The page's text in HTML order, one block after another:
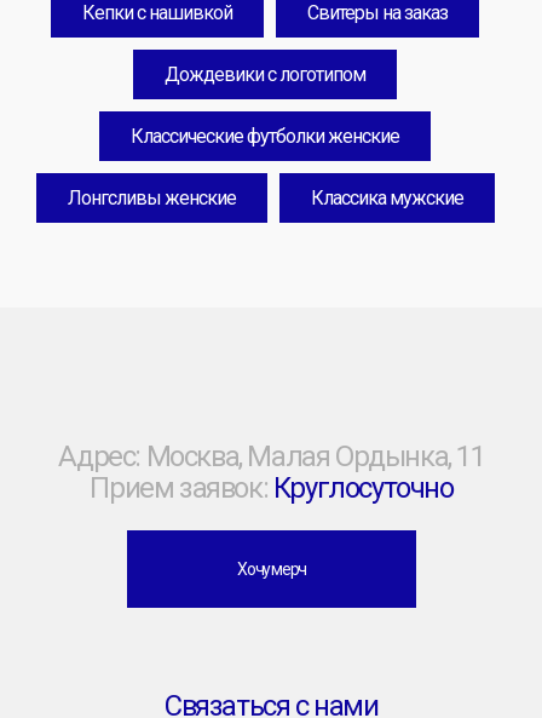
Кепки с нашивкой Свитеры на заказ
Дождевики с логотипом
Классические футболки женские
Лонгсливы женские Классика мужские